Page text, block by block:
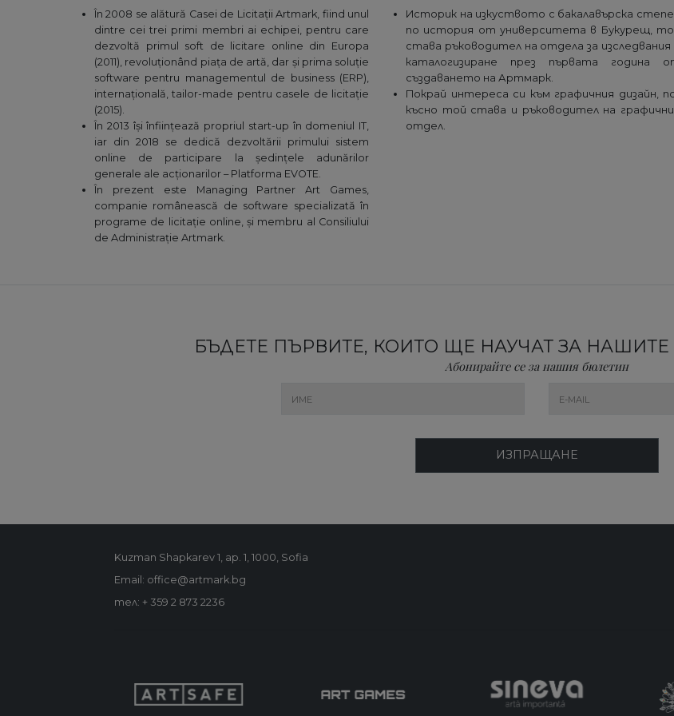
În 2008 se alătură Casei de Licitații Artmark, fiind unul
dintre cei trei primi membri ai echipei, pentru care
dezvoltă primul soft de licitare online din Europa
(2011), revoluționând piața de artă, dar și prima soluție
software pentru managementul de business (ERP),
internațională, tailor-made pentru casele de licitație
(2015).
În 2013 își înființează propriul start-up în domeniul IT,
iar din 2018 se dedică dezvoltării primului sistem
online de participare la ședințele adunărilor
generale ale acționarilor – Platforma EVOTE.
În prezent este Managing Partner Art Games,
companie românească de software specializată în
programe de licitație online, și membru al Consiliului
de Administrație Artmark.
Историк на изкуството с бакалавърска
по история от университета в Букурещ,
става ръководител на отдела за изследвания
каталогизиране през първата година
създаването на Артмарк.
Покрай интереса си към графичния дизайн,
късно той става и ръководител на
отдел.
БЪДЕТЕ ПЪРВИТЕ, КОИТО ЩЕ НАУЧАТ ЗА
Абонирайте се за нашия бюлетин
ИЗПРАЩАНЕ
Kuzman Shapkarev 1, ap. 1, 1000, Sofia
Email: office@artmark.bg
тел: + 359 2 873 2236